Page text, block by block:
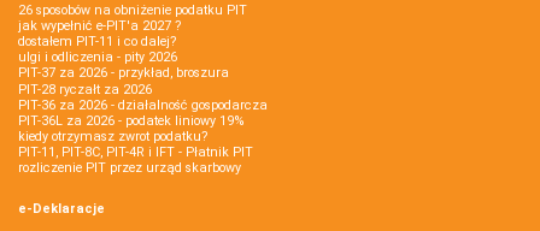
26 sposobów na obniżenie podatku PIT
jak wypełnić e-PIT'a 2027 ?
dostałem PIT-11 i co dalej?
ulgi i odliczenia - pity 2026
PIT-37 za 2026 - przykład, broszura
PIT-28 ryczałt za 2026
PIT-36 za 2026 - działalność gospodarcza
PIT-36L za 2026 - podatek liniowy 19%
kiedy otrzymasz zwrot podatku?
PIT-11, PIT-8C, PIT-4R i IFT - Płatnik PIT
rozliczenie PIT przez urząd skarbowy
e-Deklaracje